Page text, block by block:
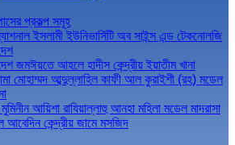
প্রকল্প সমূহ
ইসলামী ইউনিভার্সিটি অব সাইন্স এন্ড টেকনোলজি
জমঈয়তে আহলে হাদীস কেন্দ্রীয় ইয়াতীম খানা
মোহাম্মদ আব্দুল্লাহিল কাফী আল কুরাইশী (রহ) মডেল
আয়িশা রাযিয়াল্লাহু আনহা মহিলা মডেল মাদরাসা
আবেদিন কেন্দ্রীয় জামে মসজিদ